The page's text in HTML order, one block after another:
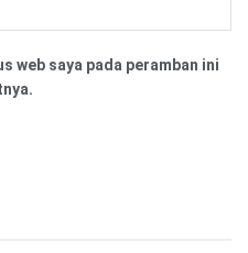
web saya pada peramban ini